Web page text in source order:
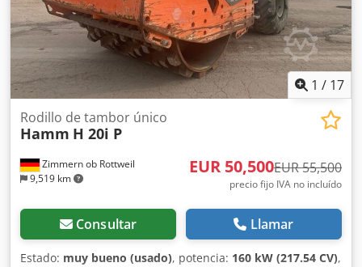
información.
1 / 17
Zimmern ob Rottweil
9,519 km
Rodillo de tambor único
Hamm H 20i P
EUR 50,500EUR 55,500
precio fijo IVA no incluído
Consultar Llamar
Estado: muy bueno (usado), potencia: 160 kW (217.54 CV),